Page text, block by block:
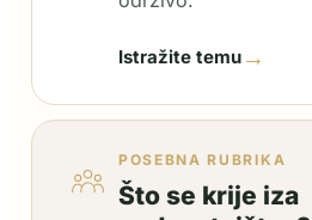
Istražite temu →
POSEBNA RUBRIKA
Što se krije iza